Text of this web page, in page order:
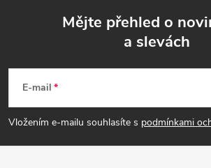
p
a
Mějte přehled o
a slevách
E-mail
Vložením e-mailu souhlasíte s podmínkami